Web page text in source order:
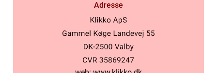
Adresse